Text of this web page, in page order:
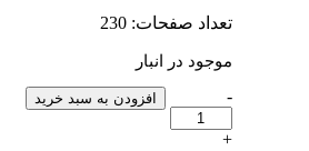
تعداد صفحات: 230
موجود در انبار
قطب
نمای
مصلحان
-
+
افزودن به سبد خرید